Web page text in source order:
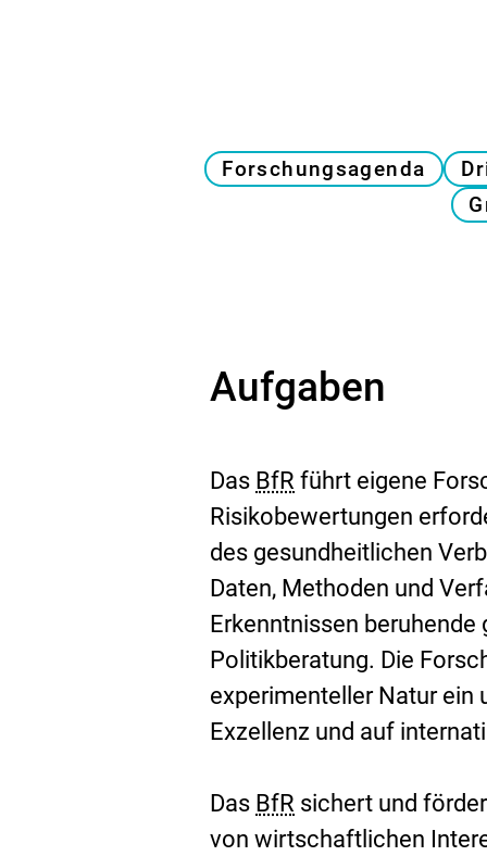
Forschungsagenda
Aufgaben
Das BfR führt eigene
Risikobewertungen
des gesundheitlichen
Daten, Methoden und
Erkenntnissen
Politikberatung. Die
experimenteller Natur
Exzellenz und auf
Das BfR sichert und
von wirtschaftlichen